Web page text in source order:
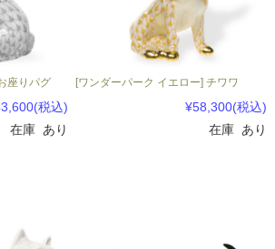
座りパグ
(税込)
在庫 あり
[ワンダーパーク イエロー] チワワ
¥58,300(税込)
在庫 あり